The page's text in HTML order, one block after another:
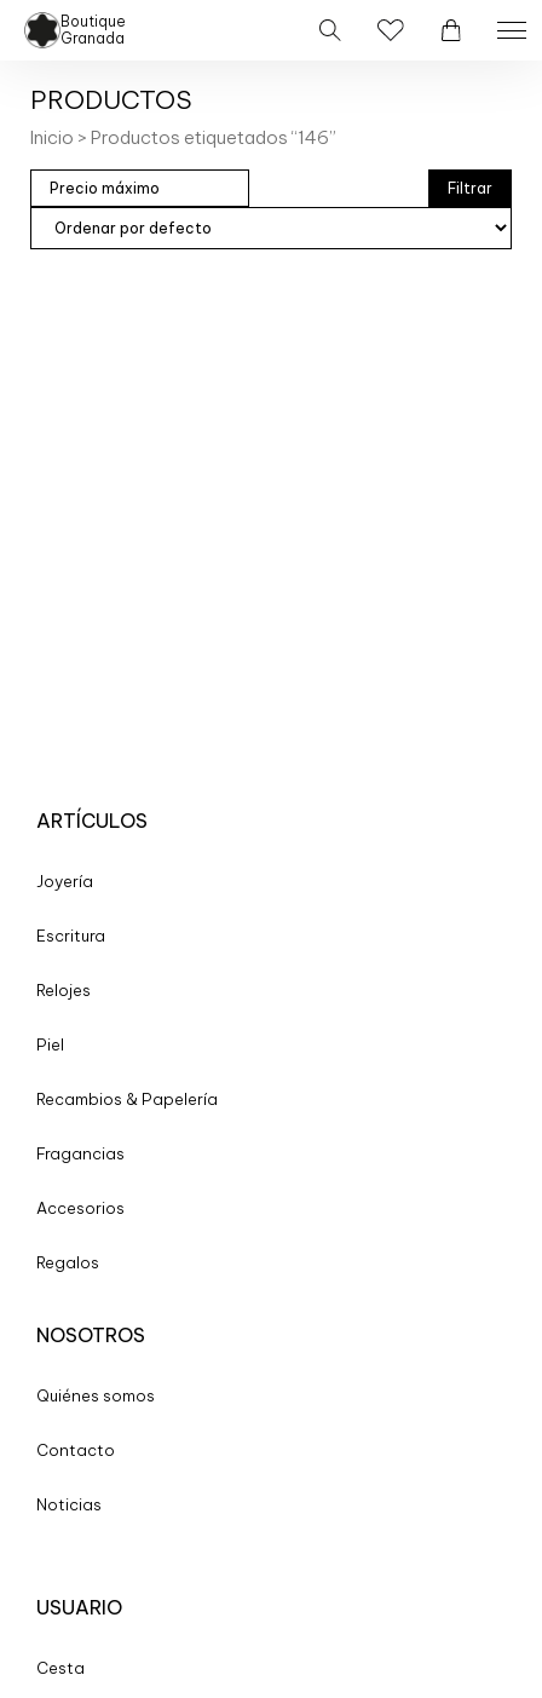
Boutique
Granada
PRODUCTOS
Inicio > Productos etiquetados “146”
Filtrar
ARTÍCULOS
Joyería
Escritura
Relojes
Piel
Recambios & Papelería
Fragancias
Accesorios
Regalos
NOSOTROS
Quiénes somos
Contacto
Noticias
USUARIO
Cesta